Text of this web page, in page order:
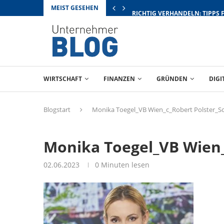
MEIST GESEHEN
WIRTSCHAFT FINANZEN GRÜNDEN
Blogstart Monika Toegel_VB Wien_c_Robert
Monika Toegel_VB
02.06.2023 0 Minuten lesen